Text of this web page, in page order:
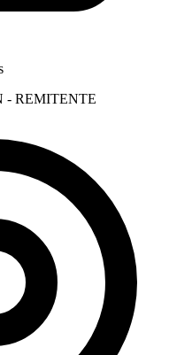
- REMITENTE